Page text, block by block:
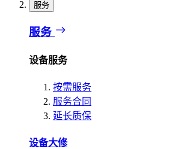
服务
服务
设备服务
按需服务
服务合同
延长质保
设备大修